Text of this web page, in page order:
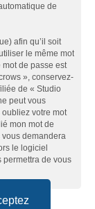
de
afin qu’il soit
le même mot
de passe est
», conservez-
de « Studio
peut vous
votre mot
mon mot de
demandera
le logiciel
permettra de vous